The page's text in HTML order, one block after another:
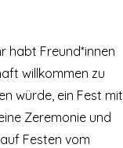
habt Freund*innen
willkommen zu
würde, ein Fest mit
Zeremonie und
Festen vom